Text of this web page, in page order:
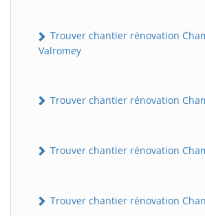
Trouver chantier rénovation
Valromey
Trouver chantier rénovation
Trouver chantier rénovation
Trouver chantier rénovation